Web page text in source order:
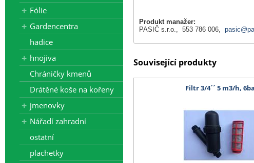
Fólie
Gardencentra
hadice
hnojiva
Chráničky kmenů
Drátěné koše na kořeny
jmenovky
Nářadí zahradní
ostatní
plachetky
Produkt manažer:
PASIČ s.r.o., 553 786 006,
Související produkty
Filtr 3/4´´ 5 m3/h,